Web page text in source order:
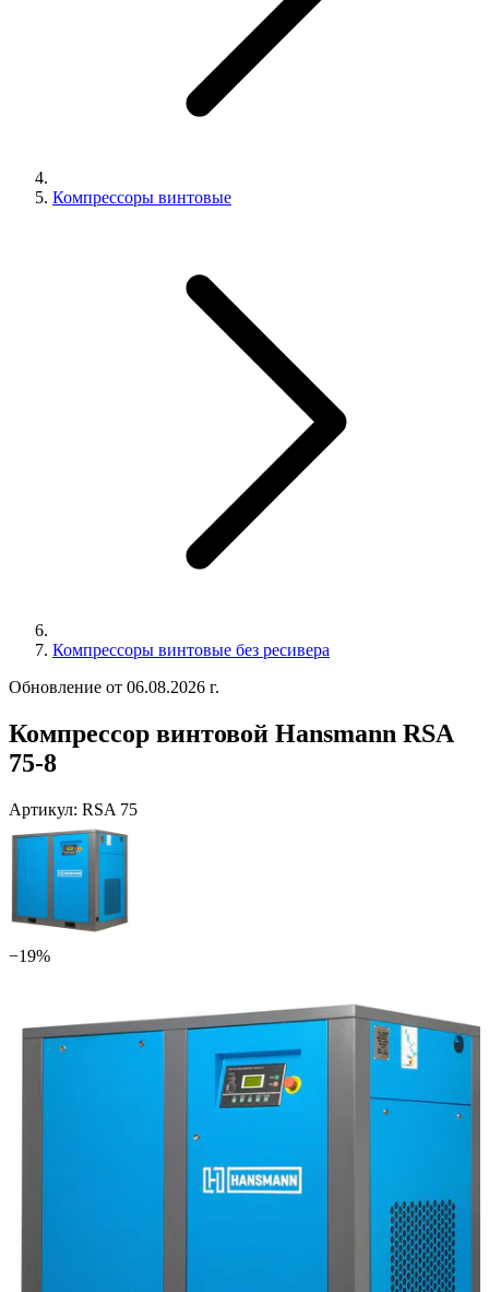
Компрессоры винтовые
Компрессоры винтовые без ресивера
Обновление от 06.08.2026 г.
Компрессор винтовой Hansmann RSA
75-8
Артикул: RSA 75
−19%